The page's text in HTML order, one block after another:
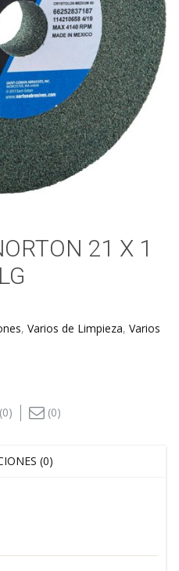
21 X 1
, Varios de Limpieza, Varios
(0) (0)
(0)